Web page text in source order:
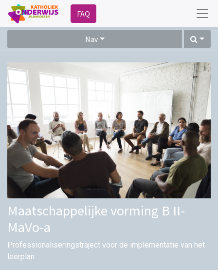
FAQ
Nav
Maatschappelijke vorming B II-
MaVo-a
Professionaliseringstraject voor de implementatie van het
leerplan